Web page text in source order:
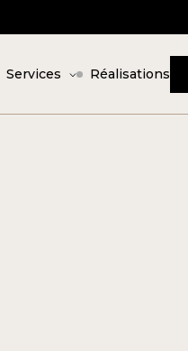
Services Réalisations